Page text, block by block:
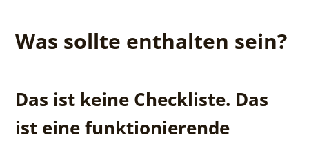
Was sollte enthalten sein?
Das ist keine Checkliste. Das
ist eine funktionierende